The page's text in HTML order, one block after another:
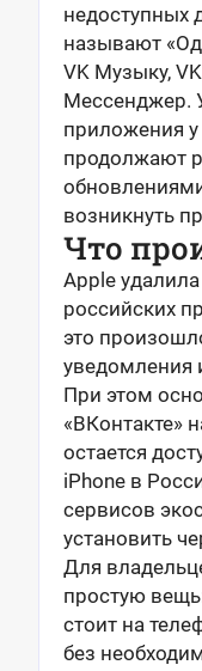
недоступных
называют
VK Музыку,
Мессенджер.
приложения у
продолжают
возникнуть
Что
Apple
российских
это
уведомления
При этом
«ВКонтакте»
остается
iPhone в
сервисов
установить
Для
простую
стоит на
без